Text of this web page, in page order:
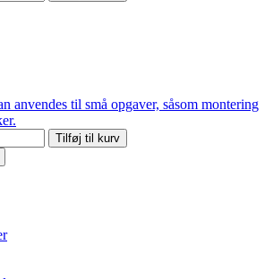
anvendes til små opgaver, såsom montering
Tilføj til kurv